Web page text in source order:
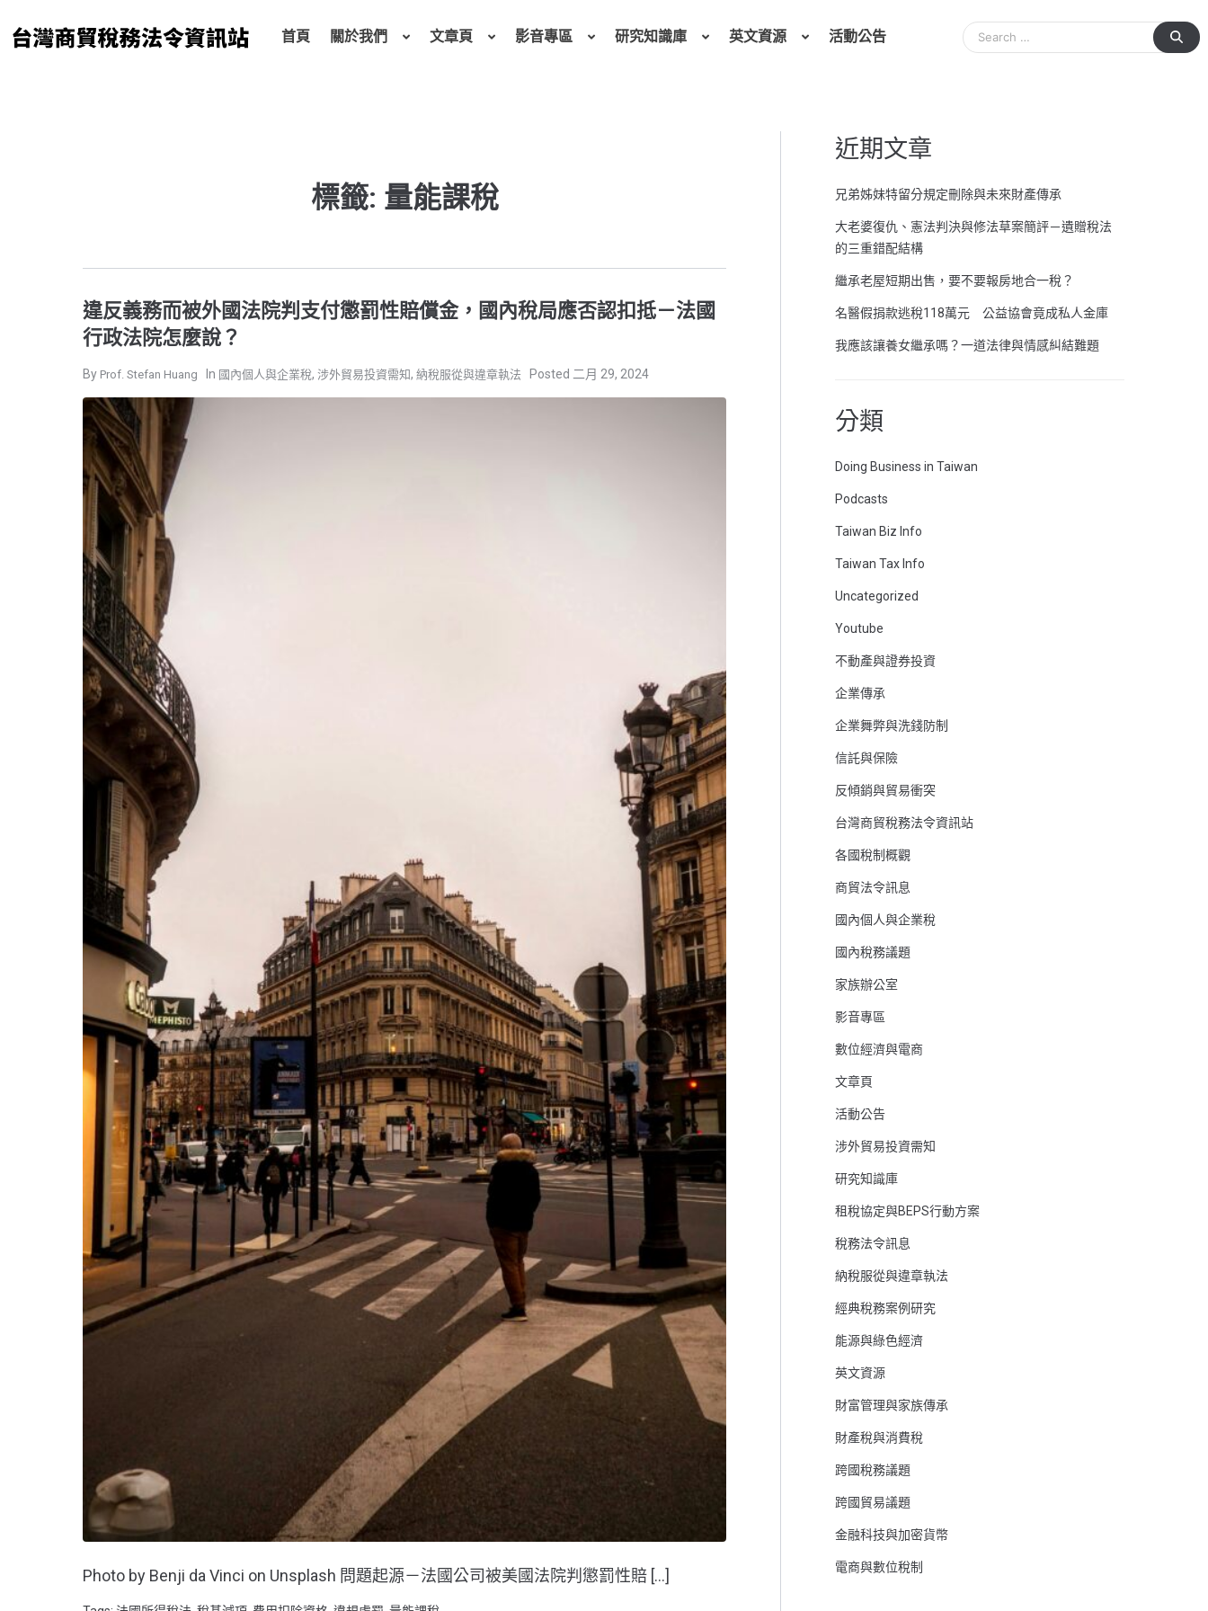
至
首頁 關於我們 文章頁 影音專區 研究知識庫 英文資源 活動公告
標籤: 量能課稅
違反義務而被外國法院判支付懲罰性賠償金，國內稅局應否認扣抵－法國
行政法院怎麼說？
Prof. Stefan Huang 國內個人與企業稅, 涉外貿易投資需知, 納稅服從與違章執法 二月 29, 2024
Photo by Benji da Vinci on Unsplash 問題起源－法國公司被美國法院判懲罰性賠 […]
近期文章
兄弟姊妹特留分規定刪除與未來財產傳承
大老婆復仇、憲法判決與修法草案簡評－遺贈稅法
的三重錯配結構
繼承老屋短期出售，要不要報房地合一稅？
名醫假捐款逃稅118萬元 公益協會竟成私人金庫
我應該讓養女繼承嗎？一道法律與情感糾結難題
分類
Doing Business in Taiwan
Podcasts
Taiwan Biz Info
Taiwan Tax Info
Uncategorized
Youtube
不動產與證券投資
企業傳承
企業舞弊與洗錢防制
信託與保險
反傾銷與貿易衝突
台灣商貿稅務法令資訊站
各國稅制概觀
商貿法令訊息
國內個人與企業稅
國內稅務議題
家族辦公室
影音專區
數位經濟與電商
文章頁
活動公告
涉外貿易投資需知
研究知識庫
租稅協定與BEPS行動方案
稅務法令訊息
納稅服從與違章執法
經典稅務案例研究
能源與綠色經濟
英文資源
財富管理與家族傳承
財產稅與消費稅
跨國稅務議題
跨國貿易議題
金融科技與加密貨幣
電商與數位稅制